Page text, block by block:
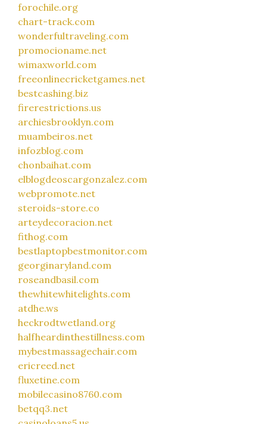
forochile.org
chart-track.com
wonderfultraveling.com
promocioname.net
wimaxworld.com
freeonlinecricketgames.net
bestcashing.biz
firerestrictions.us
archiesbrooklyn.com
muambeiros.net
infozblog.com
chonbaihat.com
elblogdeoscargonzalez.com
webpromote.net
steroids-store.co
arteydecoracion.net
fithog.com
bestlaptopbestmonitor.com
georginaryland.com
roseandbasil.com
thewhitewhitelights.com
atdhe.ws
heckrodtwetland.org
halfheardinthestillness.com
mybestmassagechair.com
ericreed.net
fluxetine.com
mobilecasino8760.com
betqq3.net